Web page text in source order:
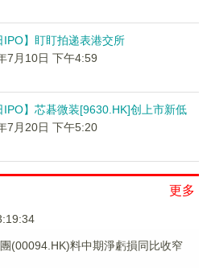
IPO】盯盯拍递表港交所
7月10日 下午4:59
IPO】芯碁微装[9630.HK]创上市新低
7月20日 下午5:20
更多
團(00094.HK)料中期淨虧損同比收窄